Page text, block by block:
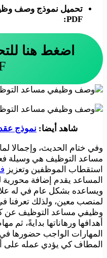
تحميل نموذج وصف
PDF:
اضغط هنا
شاهد أيضا: نموذج
وفي ختام الحديث، وإجمالا
مساعد التوظيف هي وسيلة
استقطاب الموظفين وتعزيز
المساعد يقدم إضافة
ويساعده بشكل عام في له
لمنصب معين، ولذلك تعرفنا
وظيفي مساعد التوظيف عن
أهدافها ورهاناتها بدايةً، ثم
المهارات الواجب حضورها
المطاف كي يؤدي عمله على